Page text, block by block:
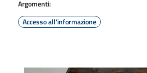
Argomenti:
Accesso all'informazione